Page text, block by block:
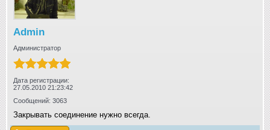
Admin
Администратор
Дата регистрации:
27.05.2010 21:23:42
Сообщений: 3063
Закрывать соединение нужно всегда.